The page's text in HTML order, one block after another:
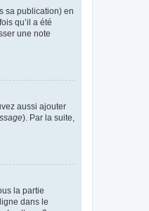
sa publication) en
qu’il a été
une note
aussi ajouter
). Par la suite,
la partie
dans le